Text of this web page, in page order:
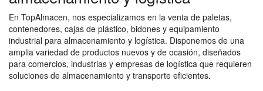
En TopAlmacen, nos especializamos en la venta de paletas,
contenedores, cajas de plástico, bidones y equipamiento
industrial para almacenamiento y logística. Disponemos de una
amplia variedad de productos nuevos y de ocasión, diseñados
para comercios, industrias y empresas de logística que requieren
soluciones de almacenamiento y transporte eficientes.